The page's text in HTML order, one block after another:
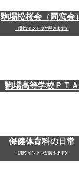
駒場松桜会（同窓会）
（別ウインドウが開きます）
駒場高等学校ＰＴＡ
保健体育科の日常
（別ウインドウが開きます）